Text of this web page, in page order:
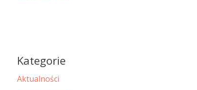
Kategorie
Aktualności